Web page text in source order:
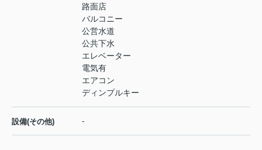
路面店
バルコニー
公営水道
公共下水
エレベーター
電気有
エアコン
ディンプルキー
設備(その他) -